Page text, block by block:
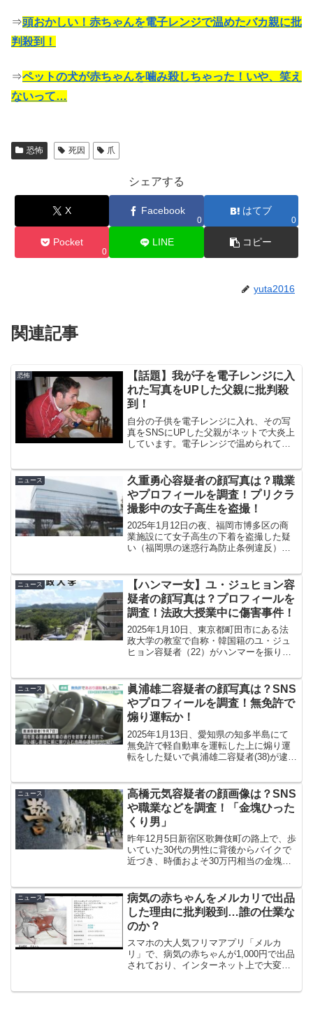
⇒頭おかしい！赤ちゃんを電子レンジで温めたバカ親に批
判殺到！
⇒ペットの犬が赤ちゃんを噛み殺しちゃった！いや、笑え
ないって…
恐怖 死因 爪
シェアする
X Facebook
0
はてブ
0
Pocket
0
LINE コピー
yuta2016
関連記事
恐怖
【話題】我が子を電子レンジに入
れた写真をUPした父親に批判殺
到！
自分の子供を電子レンジに入れ、その写
真をSNSにUPした父親がネットで大炎上
しています。電子レンジで温められてし
ニュース
久重勇心容疑者の顔写真は？職業
やプロフィールを調査！プリクラ
撮影中の女子高生を盗撮！
2025年1月12日の夜、福岡市博多区の商
業施設にて女子高生の下着を盗撮した疑
い（福岡県の迷惑行為防止条例違反）で
プロフィール、SNSやネットの反応につ
いて調査しました...
ニュース
【ハンマー女】ユ・ジュヒョン容
疑者の顔写真は？プロフィールを
調査！法政大授業中に傷害事件！
2025年1月10日、東京都町田市にある法
政大学の教室で自称・韓国籍のユ・ジュ
ヒョン容疑者（22）がハンマーを振り回
の顔写真やプロフィール、SNS、ネット
上の反応など...
ニュース
眞浦雄二容疑者の顔写真は？SNS
やプロフィールを調査！無免許で
煽り運転か！
2025年1月13日、愛知県の知多半島にて
無免許で軽自動車を運転した上に煽り運
転をした疑いで眞浦雄二容疑者(38)が逮捕
反応などを調査しましたので紹介してい
きたいと思...
ニュース
高橋元気容疑者の顔画像は？SNS
や職業などを調査！「金塊ひった
くり男」
昨年12月5日新宿区歌舞伎町の路上で、歩
いていた30代の男性に背後からバイクで
近づき、時価およそ30万円相当の金塊な
ました。今回はそんな高橋元気容疑者の
顔画像やSNS...
ニュース
病気の赤ちゃんをメルカリで出品
した理由に批判殺到…誰の仕業な
のか？
スマホの大人気フリマアプリ「メルカ
リ」で、病気の赤ちゃんが1,000円で出品
されており、インターネット上で大変な